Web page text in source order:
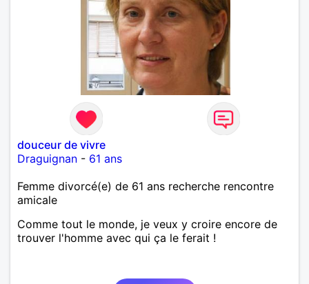
douceur de vivre
Draguignan - 61 ans
Femme divorcé(e) de 61 ans recherche rencontre
amicale
Comme tout le monde, je veux y croire encore de
trouver l'homme avec qui ça le ferait !